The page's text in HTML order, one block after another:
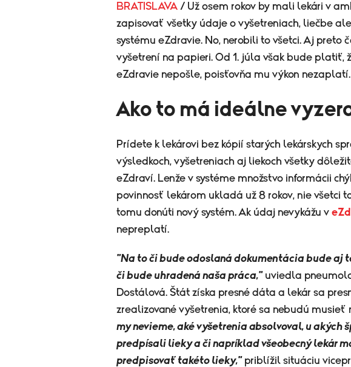
BRATISLAVA / Už osem rokov by mali lekári v
zapisovať všetky údaje o vyšetreniach, liečbe
systému eZdravie. No, nerobili to všetci. Aj preto
vyšetrení na papieri. Od 1. júla však bude platiť,
eZdravie nepošle, poisťovňa mu výkon nezaplatí.
Ako to má ideálne
Prídete k lekárovi bez kópií starých lekárskych
výsledkoch, vyšetreniach aj liekoch všetky
eZdraví. Lenže v systéme množstvo informácii
povinnosť lekárom ukladá už 8 rokov, nie všetci
tomu donúti nový systém. Ak údaj nevykážu v
nepreplatí.
"Na to či bude odoslaná dokumentácia bude aj
či bude uhradená naša práca,"uviedla
Dostálová. Štát získa presné dáta a lekár sa
zrealizované vyšetrenia, ktoré sa nebudú
my nevieme, aké vyšetrenia absolvoval, u
predpísali lieky a či napríklad všeobecný lekár
predpisovať takéto lieky,"priblížil situáciu